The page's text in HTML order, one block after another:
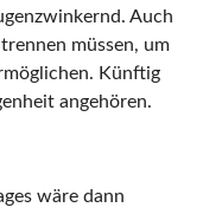
Auch
müssen, um
Künftig
angehören.
wäre dann